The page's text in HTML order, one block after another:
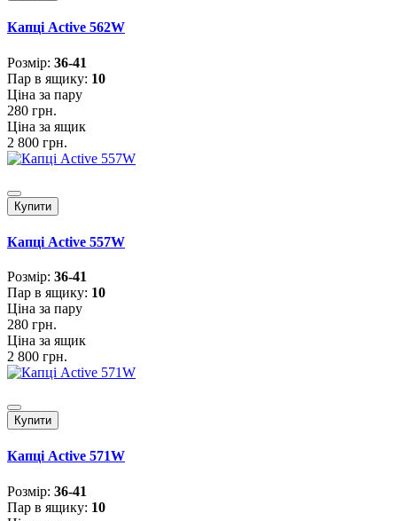
Капці Active 562W
Розмiр: 36-41
Пар в ящику: 10
Ціна за пару
280 грн.
Ціна за ящик
2 800 грн.
Купити
Капці Active 557W
Розмiр: 36-41
Пар в ящику: 10
Ціна за пару
280 грн.
Ціна за ящик
2 800 грн.
Купити
Капці Active 571W
Розмiр: 36-41
Пар в ящику: 10